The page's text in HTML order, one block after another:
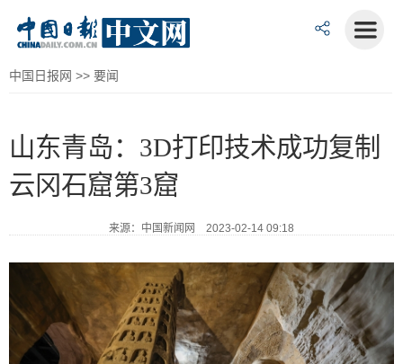
中国日报网 >> 要闻
山东青岛：3D打印技术成功复制
云冈石窟第3窟
来源：中国新闻网 2023-02-14 09:18